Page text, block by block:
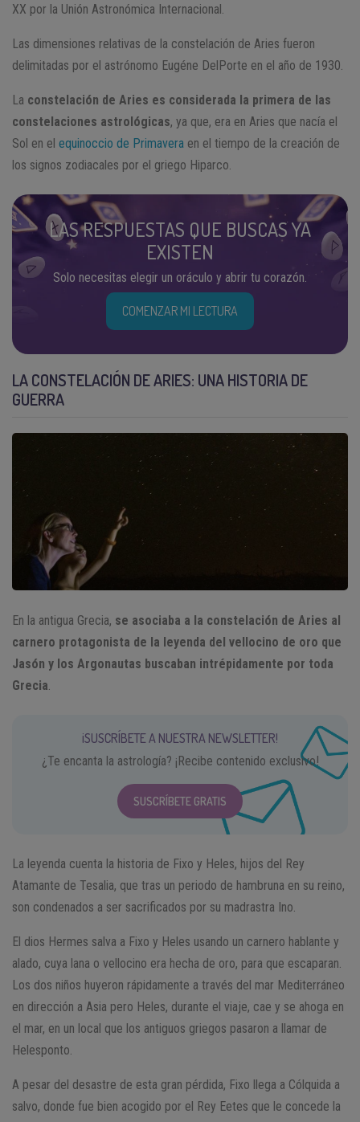
XX por la Unión Astronómica Internacional.
Las dimensiones relativas de la constelación de Aries fueron
delimitadas por el astrónomo Eugéne DelPorte en el año de 1930.
La constelación de Aries es considerada la primera de las
constelaciones astrológicas, ya que, era en Aries que nacía el
Sol en el equinoccio de Primavera en el tiempo de la creación de
los signos zodiacales por el griego Hiparco.
LAS RESPUESTAS QUE BUSCAS YA
EXISTEN
Solo necesitas elegir un oráculo y abrir tu corazón.
COMENZAR MI LECTURA
LA CONSTELACIÓN DE ARIES: UNA HISTORIA DE
GUERRA
En la antigua Grecia, se asociaba a la constelación de Aries al
carnero protagonista de la leyenda del vellocino de oro que
Jasón y los Argonautas buscaban intrépidamente por toda
Grecia.
¡SUSCRÍBETE A NUESTRA NEWSLETTER!
¿Te encanta la astrología? ¡Recibe contenido exclusivo!
SUSCRÍBETE GRATIS
La leyenda cuenta la historia de Fixo y Heles, hijos del Rey
Atamante de Tesalia, que tras un periodo de hambruna en su reino,
son condenados a ser sacrificados por su madrastra Ino.
El dios Hermes salva a Fixo y Heles usando un carnero hablante y
alado, cuya lana o vellocino era hecha de oro, para que escaparan.
Los dos niños huyeron rápidamente a través del mar Mediterráneo
en dirección a Asia pero Heles, durante el viaje, cae y se ahoga en
el mar, en un local que los antiguos griegos pasaron a llamar de
Helesponto.
A pesar del desastre de esta gran pérdida, Fixo llega a Cólquida a
salvo, donde fue bien acogido por el Rey Eetes que le concede la